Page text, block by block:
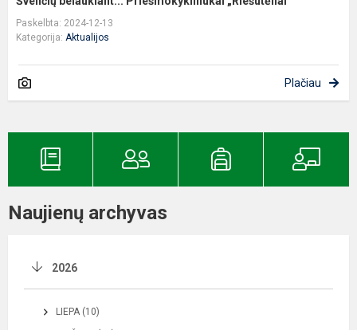
Paskelbta: 2024-12-13
Kategorija: Aktualijos
Plačiau
Naujienų archyvas
2026
LIEPA (10)